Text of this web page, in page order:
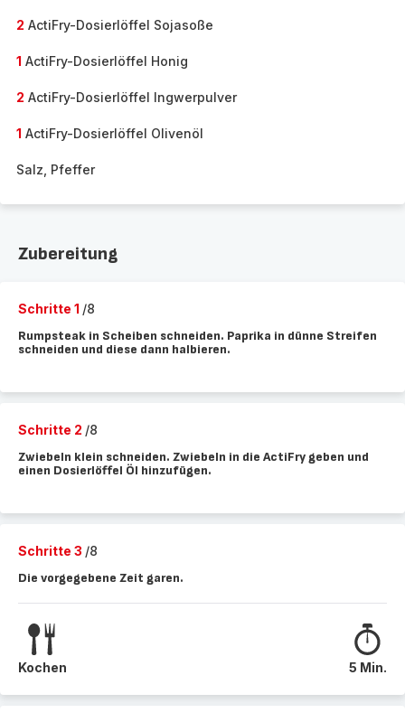
2 ActiFry-Dosierlöffel Sojasoße
1 ActiFry-Dosierlöffel Honig
2 ActiFry-Dosierlöffel Ingwerpulver
1 ActiFry-Dosierlöffel Olivenöl
Salz, Pfeffer
Zubereitung
Schritte 1 /8
Rumpsteak in Scheiben schneiden. Paprika in dünne Streifen
schneiden und diese dann halbieren.
Schritte 2 /8
Zwiebeln klein schneiden. Zwiebeln in die ActiFry geben und
einen Dosierlöffel Öl hinzufügen.
Schritte 3 /8
Die vorgegebene Zeit garen.
Kochen 5 Min.